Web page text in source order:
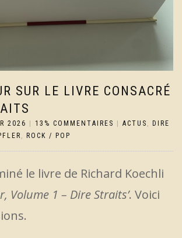
SUR LE LIVRE CONSACRÉ
2026 | 13% COMMENTAIRES | ACTUS
DIRE
ROCK / POP
le livre de Richard Koechli
Volume 1 – Dire Straits’. Voici